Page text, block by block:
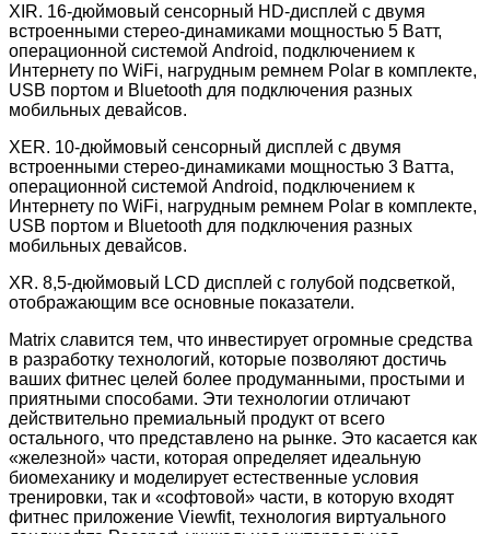
XIR. 16-дюймовый сенсорный HD-дисплей с двумя
встроенными стерео-динамиками мощностью 5 Ватт,
операционной системой Android, подключением к
Интернету по WiFi, нагрудным ремнем Polar в комплекте,
USB портом и Bluetooth для подключения разных
мобильных девайсов.
XER. 10-дюймовый сенсорный дисплей с двумя
встроенными стерео-динамиками мощностью 3 Ватта,
операционной системой Android, подключением к
Интернету по WiFi, нагрудным ремнем Polar в комплекте,
USB портом и Bluetooth для подключения разных
мобильных девайсов.
XR. 8,5-дюймовый LCD дисплей с голубой подсветкой,
отображающим все основные показатели.
Matrix славится тем, что инвестирует огромные средства
в разработку технологий, которые позволяют достичь
ваших фитнес целей более продуманными, простыми и
приятными способами. Эти технологии отличают
действительно премиальный продукт от всего
остального, что представлено на рынке. Это касается как
«железной» части, которая определяет идеальную
биомеханику и моделирует естественные условия
тренировки, так и «софтовой» части, в которую входят
фитнес приложение Viewfit, технология виртуального